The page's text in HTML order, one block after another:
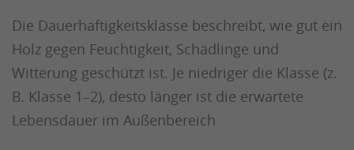
Die Dauerhaftigkeitsklasse beschreibt, wie gut ein
Holz gegen Feuchtigkeit, Schädlinge und
Witterung geschützt ist. Je niedriger die Klasse (z.
B. Klasse 1–2), desto länger ist die erwartete
Lebensdauer im Außenbereich